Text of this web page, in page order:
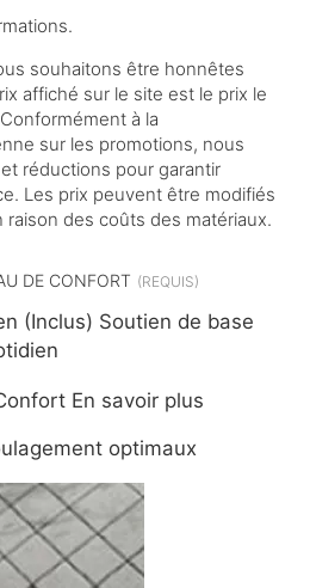
souhaitons être honnêtes
affiché sur le site est le prix le
à la
sur les promotions, nous
réductions pour garantir
Les prix peuvent être modifiés
raison des coûts des matériaux.
DE CONFORT
(Inclus) Soutien de base
En savoir plus
optimaux